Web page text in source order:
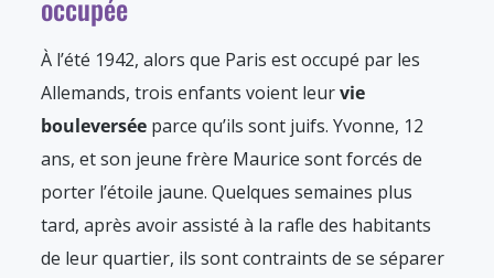
occupée
À l’été 1942, alors que Paris est occupé par les
Allemands, trois enfants voient leurvie
bouleversée parce qu’ils sont juifs. Yvonne, 12
ans, et son jeune frère Maurice sont forcés de
porter l’étoile jaune. Quelques semaines plus
tard, après avoir assisté à la rafle des habitants
de leur quartier, ils sont contraints de se séparer